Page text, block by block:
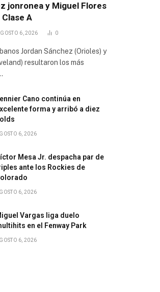
jonronea y Miguel Flores
A
6, 2026 0
Jordan Sánchez (Orioles) y
resultaron los más
Cano continúa en
forma y arribó a diez
6, 2026
Mesa Jr. despacha par de
ante los Rockies de
6, 2026
Vargas liga duelo
en el Fenway Park
6, 2026